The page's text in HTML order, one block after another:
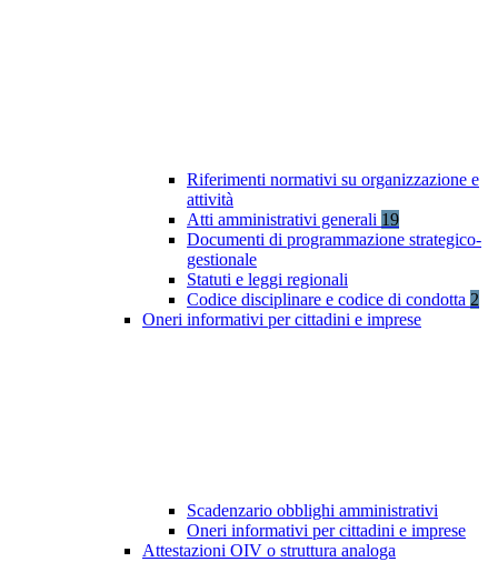
Riferimenti normativi su organizzazione e
attività
Atti amministrativi generali 19
Documenti di programmazione strategico-
gestionale
Statuti e leggi regionali
Codice disciplinare e codice di condotta 2
Oneri informativi per cittadini e imprese
Scadenzario obblighi amministrativi
Oneri informativi per cittadini e imprese
Attestazioni OIV o struttura analoga